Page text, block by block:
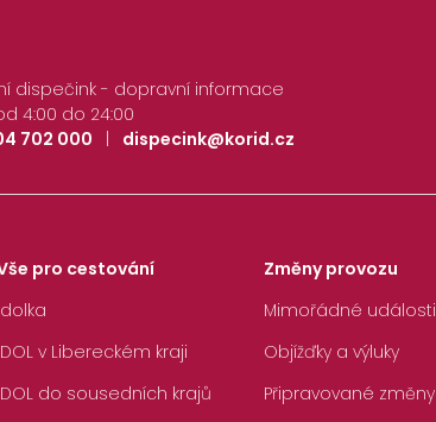
dispečink - dopravní informace
4:00 do 24:00
702 000
| dispecink@korid.cz
pro cestování
v Libereckém kraji
do sousedních krajů
Změny provozu
Mimořádné události
Objížďky a výluky
Připravované změny